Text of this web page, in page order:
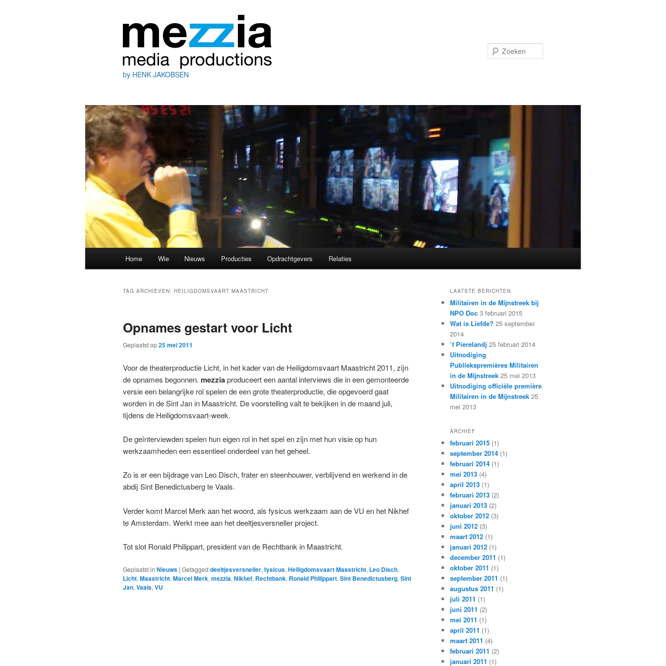
by HENK JAKOBSEN
Spring
primaire
Spring
secundaire
Home Wie Nieuws Producties Opdrachtgevers Relaties
TAG ARCHIEVEN: HEILIGDOMSVAART MAASTRICHT
Opnames gestart voor Licht
Geplaatst op25 mei 2011
Voor de theaterproductie Licht, in het kader van de Heiligdomsvaart Maastricht 2011, zijn
de opnames begonnen. mezziaproduceert een aantal interviews die in een gemonteerde
versie een belangrijke rol spelen de een grote theaterproductie, die opgevoerd gaat
worden in de Sint Jan in Maastricht. De voorstelling valt te bekijken in de maand juli,
tijdens de Heiligdomsvaart-week.
De geïnterviewden spelen hun eigen rol in het spel en zijn met hun visie op hun
werkzaamheden een essentieel onderdeel van het geheel.
Zo is er een bijdrage van Leo Disch, frater en steenhouwer, verblijvend en werkend in de
abdij Sint Benedictusberg te Vaals.
Verder komt Marcel Merk aan het woord, als fysicus werkzaam aan de VU en het Nikhef
te Amsterdam. Werkt mee aan het deeltjesversneller project.
Tot slot Ronald Philippart, president van de Rechtbank in Maastricht.
Geplaatst in Nieuws | Getagged deeltjesversneller, fysicus, Heiligdomsvaart Maastricht, Leo Disch,
Licht, Maastricht, Marcel Merk, mezzia, Nikhef, Rechtbank, Ronald Philippart, Sint Benedictusberg, Sint
Jan, Vaals, VU
LAATSTE BERICHTEN
Militairen in de Mijnstreek bij
NPO Doc 3 februari 2015
Wat is Liefde? 25 september
2014
’t Pierelandj 25 februari 2014
Uitnodiging
Publiekspremières Militairen
in de Mijnstreek 25 mei 2013
Uitnodiging officiële première
Militairen in de Mijnstreek 25
mei 2013
ARCHIEF
februari 2015 (1)
september 2014 (1)
februari 2014 (1)
mei 2013 (4)
april 2013 (1)
februari 2013 (2)
januari 2013 (2)
oktober 2012 (3)
juni 2012 (3)
maart 2012 (1)
januari 2012 (1)
december 2011 (1)
oktober 2011 (1)
september 2011 (1)
augustus 2011 (1)
juli 2011 (1)
juni 2011 (2)
mei 2011 (1)
april 2011 (1)
maart 2011 (4)
februari 2011 (2)
januari 2011 (1)